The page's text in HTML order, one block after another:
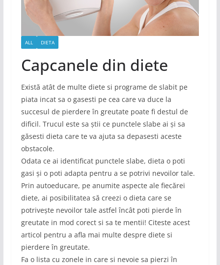
ALL DIETA
Capcanele din diete
Există atât de multe diete si programe de slabit pe
piata incat sa o gasesti pe cea care va duce la
succesul de pierdere în greutate poate fi destul de
dificil. Trucul este sa știi ce punctele slabe ai și sa
găsesti dieta care te va ajuta sa depasesti aceste
obstacole.
Odata ce ai identificat punctele slabe, dieta o poti
gasi și o poti adapta pentru a se potrivi nevoilor tale.
Prin autoeducare, pe anumite aspecte ale fiecărei
diete, ai posibilitatea să creezi o dieta care se
potrivește nevoilor tale astfel încât poti pierde în
greutate in mod corect si sa te mentii! Citeste acest
articol pentru a afla mai multe despre diete si
pierdere în greutate.
Fa o lista cu zonele in care si nevoie sa pierzi în